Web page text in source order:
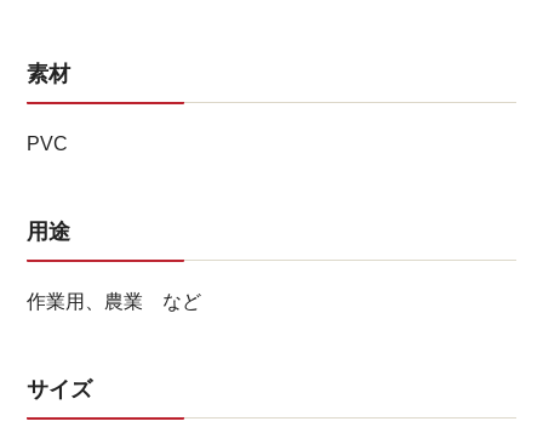
素材
PVC
用途
作業用、農業 など
サイズ